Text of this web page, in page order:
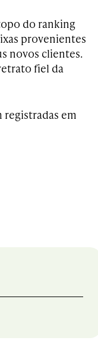
do ranking
provenientes
novos clientes.
fiel da
em